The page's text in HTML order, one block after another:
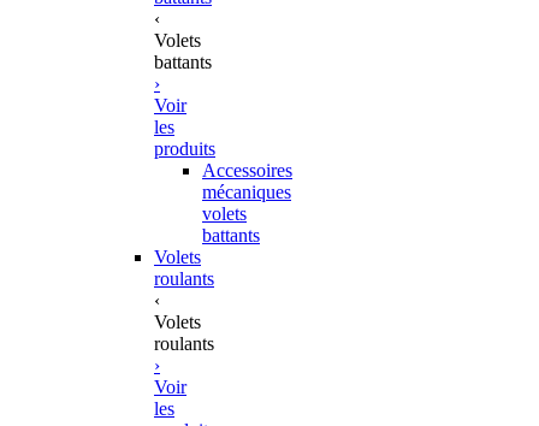
‹
Volets
battants
›
Voir
les
produits
Accessoires
mécaniques
volets
battants
Volets
roulants
‹
Volets
roulants
›
Voir
les